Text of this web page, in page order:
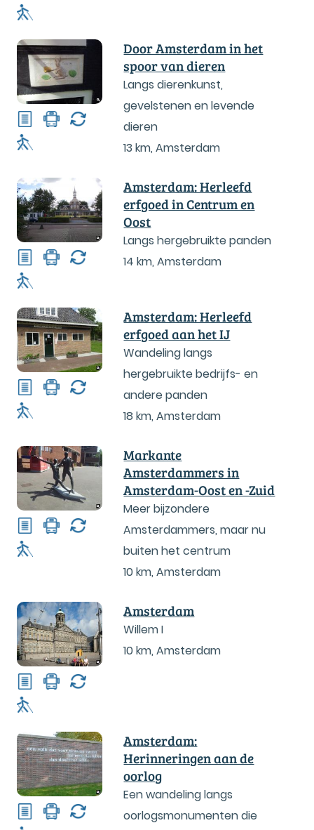
Door Amsterdam in het
spoor van dieren
Langs dierenkunst,
gevelstenen en levende
dieren
13 km,Amsterdam
Amsterdam: Herleefd
erfgoed in Centrum en
Oost
Langs hergebruikte panden
14 km,Amsterdam
Amsterdam: Herleefd
erfgoed aan het IJ
Wandeling langs
hergebruikte bedrijfs- en
andere panden
18 km,Amsterdam
Markante
Amsterdammers in
Amsterdam-Oost en -Zuid
Meer bijzondere
Amsterdammers, maar nu
buiten het centrum
10 km,Amsterdam
Amsterdam
Willem I
10 km,Amsterdam
Amsterdam:
Herinneringen aan de
oorlog
Een wandeling langs
oorlogsmonumenten die